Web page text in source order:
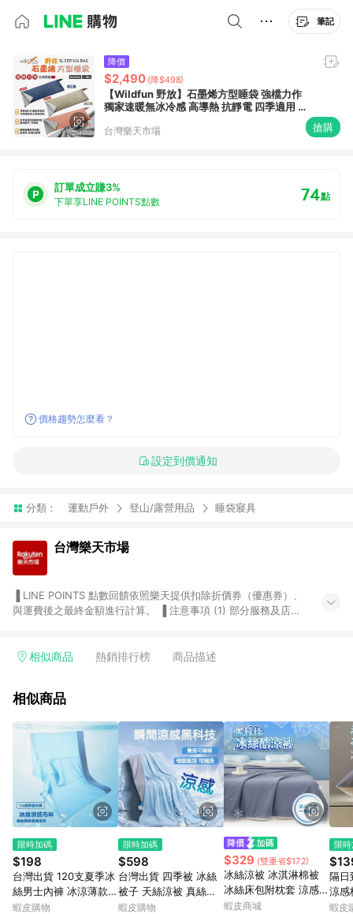
筆記
降價
$2,490 (降$498)
【Wildfun 野放】石墨烯方型睡袋 強檔力作
獨家速暖無冰冷感 高導熱 抗靜電 四季適用 附
台灣樂天市場 搶購
訂單成立賺3%
下單享LINE POINTS點數 74點
價格趨勢怎麼看？
設定到價通知
分類： 運動戶外 登山/露營用品 睡袋寢具
台灣樂天市場
與運費後之最終金額進行計算。 ▐ 注意事項 (1) 部分服務及店家
Smart mobile、神腦生活、JS巨盛、樂天KOBO電子書，請詳閱
台灣樂天市場，並在同一瀏覽器於24小時內結帳，才享有 LINE
市場 45 天內完成訂單出貨及結帳，則不符合贈點資格。 (4) 如
使用APP、或中途瀏覽比價網、回饋網、Google等其他網頁、或
由網頁版(電腦版/手機版網頁)切換為App都將會造成追蹤中斷而
無法進行 LINE POINTS 回饋。 (5) LINE 購物為購物資訊整合性
平台，商品資料更新會有時間差，如顯示之商品規格、顏色、價
位、贈品與台灣樂天市場銷售網頁不符，以銷售網頁標示為準。
(6) 導購訂單已逾 365 天，根據台灣樂天回饋規定，逾期訂單將
點數回饋或點數回饋有爭議，台灣樂天市場保有更改條款與法律
追訴之權利，活動詳情以樂天市場網站公告為準。
相似商品 熱銷排行榜 商品描述
相似商品
限時加碼
$198
台灣出貨 120支夏季冰
絲男士內褲 冰涼薄款透
氣內褲 無痕內褲 大碼7
蝦皮購物
限時加碼
$598
台灣出貨 四季被 冰絲
被子 天絲涼被 真絲空
調被 被子 3M吸濕排汗
蝦皮購物
$329 (雙重省$172)
冰絲涼被 冰淇淋棉被
冰絲床包附枕套 涼感床
包 冰淇淋被 雙人涼被
蝦皮商城
限
隔日
涼感
高檔
蝦皮